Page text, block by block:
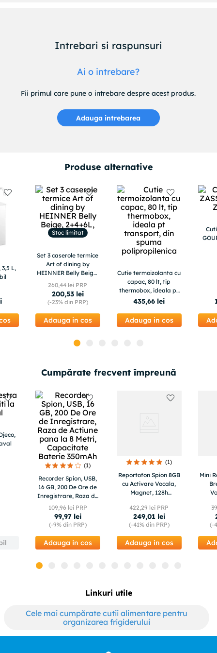
Intrebari si raspunsuri
Ai o intrebare?
Fii primul care pune o intrebare despre acest produs.
Adauga intrebarea
Produse alternative
L,
Stoc limitat
Set 3 caserole termice
Art of dining by
HEINNER Belly Beige,
2+4+6L, bej
260,44 lei PRP
200,53 lei
(-23%din PRP)
Adauga in cos
Cutie termoizolanta cu
capac, 80 lt, tip
thermobox, ideala pt
transport, din spuma
435,66 lei
Adauga in cos
Cumpărate frecvent împreună
(1)
Recorder Spion, USB,
16 GB, 200 De Ore de
Inregistrare, Raza de
Actiune pana la 8
Metri, Capacitate
Baterie 350mAh
109,96 lei PRP
99,97 lei
(-9%din PRP)
Adauga in cos
(1)
Reportofon Spion 8GB
cu Activare Vocala,
Magnet, 128h
Instant - Ideal pentru
Birou, Casa, Masina
422,29 lei PRP
249,01 lei
(-41%din PRP)
Adauga in cos
Mini
(-
Linkuri utile
Cele mai cumpărate cutii alimentare pentru
organizarea frigiderului